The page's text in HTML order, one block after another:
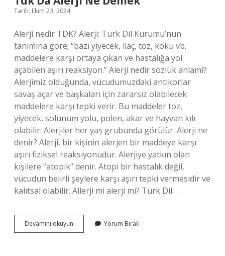
Tarih: Ekim 23, 2024
Alerji nedir TDK? Alerji: Türk Dil Kurumu’nun
tanımına göre; “bazı yiyecek, ilaç, toz, koku vb.
maddelere karşı ortaya çıkan ve hastalığa yol
açabilen aşırı reaksiyon.” Alerji nedir sözlük anlami?
Alerjimiz olduğunda, vücudumuzdaki antikorlar
savaş açar ve başkaları için zararsız olabilecek
maddelere karşı tepki verir. Bu maddeler toz,
yiyecek, solunum yolu, polen, akar ve hayvan kılı
olabilir. Alerjiler her yaş grubunda görülür. Alerji ne
denir? Alerji, bir kişinin alerjen bir maddeye karşı
aşırı fiziksel reaksiyonudur. Alerjiye yatkın olan
kişilere “atopik” denir. Atopi bir hastalık değil,
vücudun belirli şeylere karşı aşırı tepki vermesidir ve
kalıtsal olabilir. Allerji mi alerji mi? Türk Dil…
Devamını okuyun
Da
Yorum Bırak